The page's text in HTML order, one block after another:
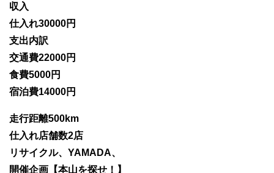
収入
仕入れ30000円
支出内訳
交通費22000円
食費5000円
宿泊費14000円
走行距離500km
仕入れ店舗数2店
リサイクル、YAMADA、
開催企画【本山を探せ！】